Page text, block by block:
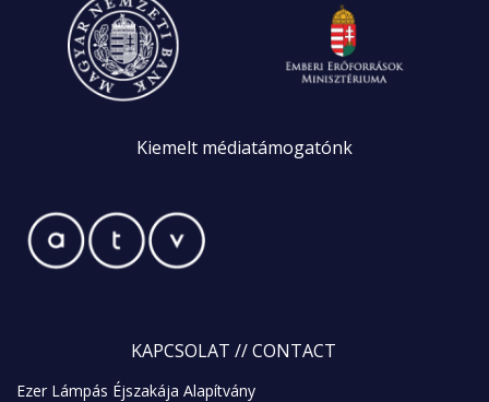
Kiemelt médiatámogatónk
KAPCSOLAT // CONTACT
Ezer Lámpás Éjszakája Alapítvány